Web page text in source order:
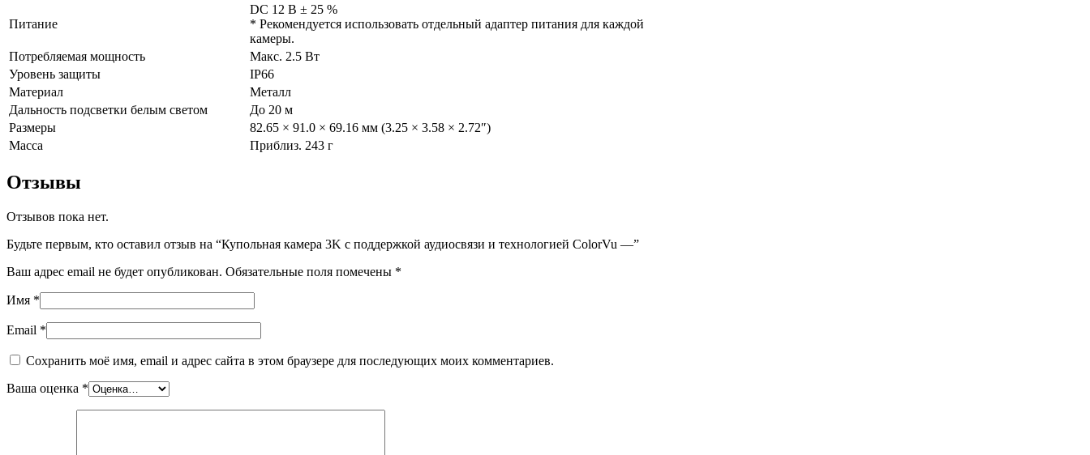
Питание
DC 12 В ± 25 %
* Рекомендуется использовать отдельный адаптер питания для каждой
камеры.
Потребляемая мощность
Макс. 2.5 Вт
Уровень защиты
IP66
Материал
Металл
Дальность подсветки белым светом
До 20 м
Размеры
82.65 × 91.0 × 69.16 мм (3.25 × 3.58 × 2.72″)
Масса
Приблиз. 243 г
Отзывы
Отзывов пока нет.
Будьте первым, кто оставил отзыв на “Купольная камера 3K с поддержкой аудиосвязи и технологией ColorVu —”
Ваш адрес email не будет опубликован. Обязательные поля помечены *
Имя *
Email *
Сохранить моё имя, email и адрес сайта в этом браузере для последующих моих комментариев.
Ваша оценка *